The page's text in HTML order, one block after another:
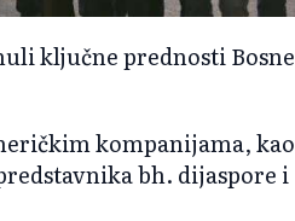
ključne prednosti Bosne
kompanijama, kao
bh. dijaspore i